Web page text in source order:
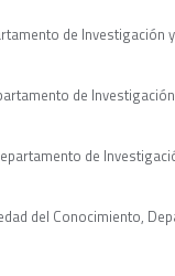
de Investigación
de
de
del Conocimiento,